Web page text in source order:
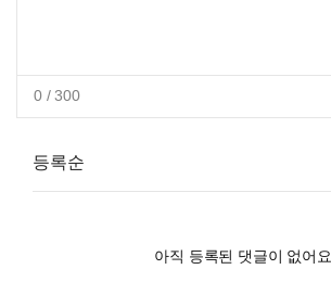
0/ 300
등록순
아직 등록된 댓글이 없어요